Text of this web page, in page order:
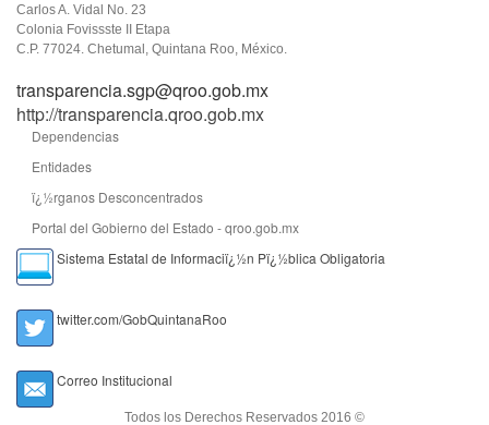
Carlos A. Vidal No. 23
Colonia Fovissste II Etapa
C.P. 77024. Chetumal, Quintana Roo, México.
transparencia.sgp@qroo.gob.mx
http://transparencia.qroo.gob.mx
Dependencias
Entidades
ï¿½rganos Desconcentrados
Portal del Gobierno del Estado - qroo.gob.mx
Sistema Estatal de Informaciï¿½n Pï¿½blica Obligatoria
twitter.com/GobQuintanaRoo
Correo Institucional
Todos los Derechos Reservados 2016 ©